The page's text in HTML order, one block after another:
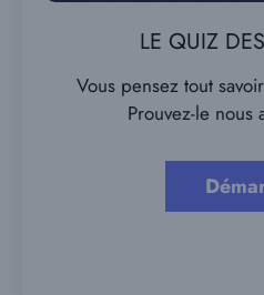
LE QUIZ
Vous pensez tout
Prouvez-le nous